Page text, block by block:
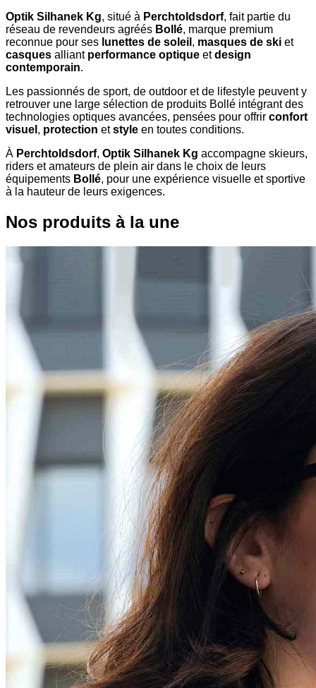
Optik Silhanek Kg, situé à Perchtoldsdorf, fait partie du
réseau de revendeurs agréés Bollé, marque premium
reconnue pour ses lunettes de soleil , masques de ski et
casques alliant performance optique etdesign
contemporain.
Les passionnés de sport, de outdoor et de lifestyle peuvent y
retrouver une large sélection de produits Bollé intégrant des
technologies optiques avancées, pensées pour offrir confort
visuel , protection etstyle en toutes conditions.
À Perchtoldsdorf, Optik Silhanek Kg accompagne skieurs,
riders et amateurs de plein air dans le choix de leurs
équipements Bollé, pour une expérience visuelle et sportive
à la hauteur de leurs exigences.
Nos produits à la une